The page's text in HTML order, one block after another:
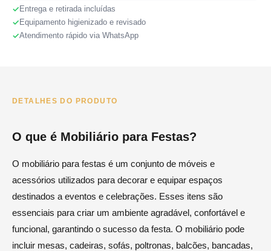
Entrega e retirada incluídas
Equipamento higienizado e revisado
Atendimento rápido via WhatsApp
DETALHES DO PRODUTO
O que é Mobiliário para Festas?
O mobiliário para festas é um conjunto de móveis e
acessórios utilizados para decorar e equipar espaços
destinados a eventos e celebrações. Esses itens são
essenciais para criar um ambiente agradável, confortável e
funcional, garantindo o sucesso da festa. O mobiliário pode
incluir mesas, cadeiras, sofás, poltronas, balcões, bancadas,